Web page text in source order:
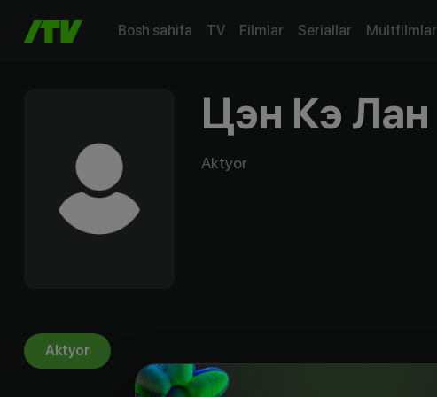
Bosh sahifa TV Filmlar Seriallar Multfilmlar
Цэн Кэ Лан
Aktyor
Aktyor